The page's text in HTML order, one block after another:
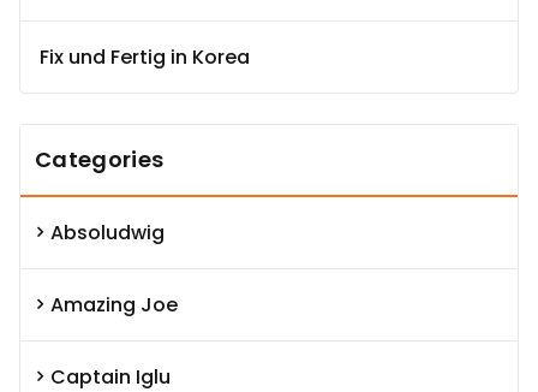
Fix und Fertig in Korea
Categories
Absoludwig
Amazing Joe
Captain Iglu